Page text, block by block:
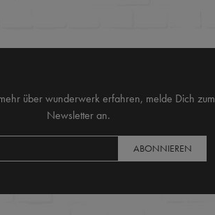
über wunderwerk erfahren, melde Dich zum
Newsletter an.
ABONNIEREN